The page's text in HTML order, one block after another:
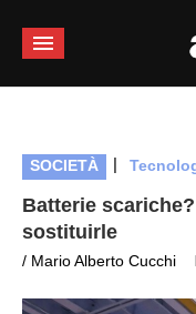
SOCIETÀ |
Batterie
sostituirle
/ Mario Alberto Cucchi